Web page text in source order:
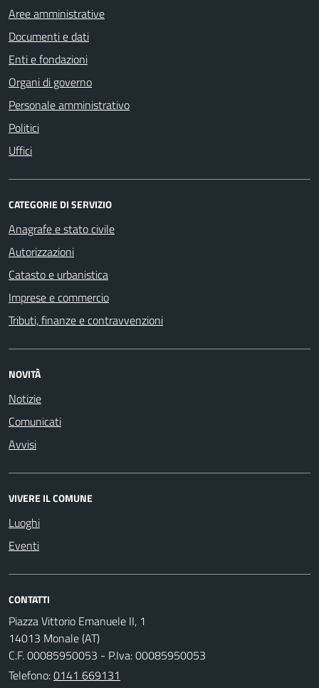
Aree amministrative
Documenti e dati
Enti e fondazioni
Organi di governo
Personale amministrativo
Politici
Uffici
CATEGORIE DI SERVIZIO
Anagrafe e stato civile
Autorizzazioni
Catasto e urbanistica
Imprese e commercio
Tributi, finanze e contravvenzioni
NOVITÀ
Notizie
Comunicati
Avvisi
VIVERE IL COMUNE
Luoghi
Eventi
CONTATTI
Piazza Vittorio Emanuele II, 1
14013 Monale (AT)
C.F. 00085950053 - P.Iva: 00085950053
Telefono:0141 669131